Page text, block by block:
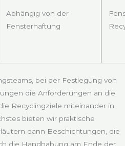
Abhängig von der
Fensterhaftung
bei der Festlegung von
die Anforderungen an die
Recyclingziele miteinander in
bieten wir praktische
dann Beschichtungen, die
die Handhabung am Ende der